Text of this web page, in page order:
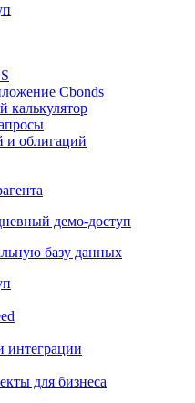
Cbonds
калькулятор
и облигаций
демо-доступ
базу данных
интеграции
для бизнеса